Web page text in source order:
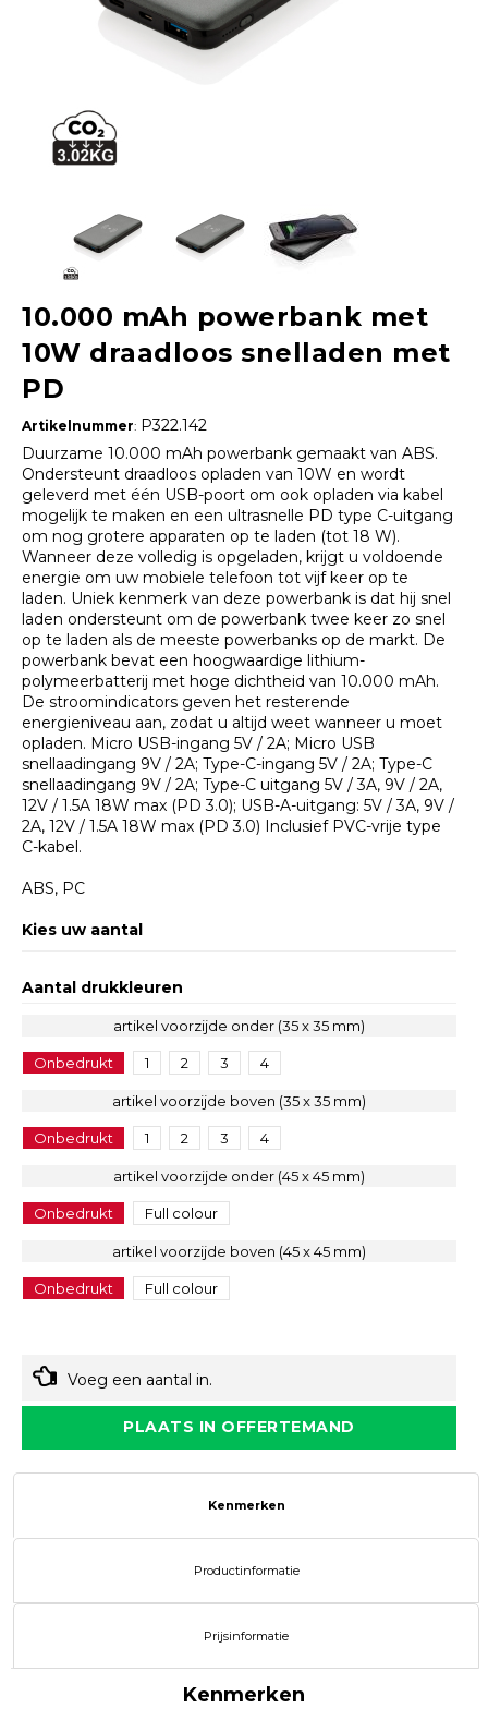
10.000 mAh powerbank met
10W draadloos snelladen met
PD
Artikelnummer: P322.142
Duurzame 10.000 mAh powerbank gemaakt van ABS.
Ondersteunt draadloos opladen van 10W en wordt
geleverd met één USB-poort om ook opladen via kabel
mogelijk te maken en een ultrasnelle PD type C-uitgang
om nog grotere apparaten op te laden (tot 18 W).
Wanneer deze volledig is opgeladen, krijgt u voldoende
energie om uw mobiele telefoon tot vijf keer op te
laden. Uniek kenmerk van deze powerbank is dat hij snel
laden ondersteunt om de powerbank twee keer zo snel
op te laden als de meeste powerbanks op de markt. De
powerbank bevat een hoogwaardige lithium-
polymeerbatterij met hoge dichtheid van 10.000 mAh.
De stroomindicators geven het resterende
energieniveau aan, zodat u altijd weet wanneer u moet
opladen. Micro USB-ingang 5V / 2A; Micro USB
snellaadingang 9V / 2A; Type-C-ingang 5V / 2A; Type-C
snellaadingang 9V / 2A; Type-C uitgang 5V / 3A, 9V / 2A,
12V / 1.5A 18W max (PD 3.0); USB-A-uitgang: 5V / 3A, 9V /
2A, 12V / 1.5A 18W max (PD 3.0) Inclusief PVC-vrije type
C-kabel.
ABS, PC
Kies uw aantal
Aantal drukkleuren
artikel voorzijde onder (35 x 35 mm)
Onbedrukt 1 2 3 4
artikel voorzijde boven (35 x 35 mm)
Onbedrukt 1 2 3 4
artikel voorzijde onder (45 x 45 mm)
Onbedrukt Full colour
artikel voorzijde boven (45 x 45 mm)
Onbedrukt Full colour
Voeg een aantal in.
PLAATS IN OFFERTEMAND
Kenmerken
Productinformatie
Prijsinformatie
Kenmerken